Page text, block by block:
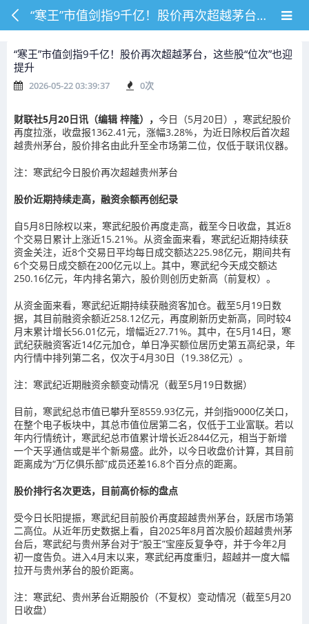
“寒王”市值剑指9千亿！股价再次超越茅台，这些股“位次”也迎提升
“寒王”市值剑指9千亿！股价再次超越茅台，这些股“位次”也迎
提升
2026-05-22 03:39:37 0次
财联社5月20日讯（编辑 梓隆）， 今日（5月20日），寒武纪股价
再度拉涨， 收盘报1362.41元，涨幅3.28%，为近日除权后首次超
越贵州茅台，股价排名由此升至全市场第二位，仅低于联讯仪器。
注：寒武纪今日股价再次超越贵州茅台
股价近期持续走高， 融资余额再创纪录
自5月8日除权以来，寒武纪股价再度走高，截至今日收盘，其近8
个交易日累计上涨近15.21%。从资金面来看，寒武纪近期持续获
资金关注，近8个交易日平均每日成交额达225.98亿元，期间共有
6个交易日成交额在200亿元以上。其中，寒武纪今天成交额达
250.16亿元，年内排名第六，股价则创历史新高（前复权）。
从资金面来看，寒武纪近期持续获融资客加仓。截至5月19日数
据，其目前融资余额近258.12亿元，再度刷新历史新高，同时较4
月末累计增长56.01亿元，增幅近27.71%。其中，在5月14日，寒
武纪获融资客近14亿元加仓，单日净买额位居历史第五高纪录，年
内行情中排列第二名，仅次于4月30日（19.38亿元）。
注：寒武纪近期融资余额变动情况（截至5月19日数据）
目前，寒武纪总市值已攀升至8559.93亿元，并剑指9000亿关口，
在整个电子板块中，其总市值位居第二名，仅低于工业富联。若以
年内行情统计，寒武纪总市值累计增长近2844亿元，相当于新增
一个天孚通信或是半个新易盛。此外，以今日收盘价计算，其目前
距离成为“万亿俱乐部”成员还差16.8个百分点的距离。
股价排行名次更迭，目前高价标的盘点
受今日长阳提振，寒武纪目前股价再度超越贵州茅台，跃居市场第
二高位。从近年历史数据上看，自2025年8月首次股价超越贵州茅
台后，寒武纪与贵州茅台对于“股王”宝座反复争夺，并于今年2月
初一度告负。进入4月末以来，寒武纪再度重归，超越并一度大幅
拉开与贵州茅台的股价距离。
注：寒武纪、贵州茅台近期股价（不复权）变动情况（截至5月20
日收盘）